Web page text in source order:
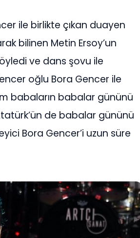
ile birlikte çıkan duayen
bilinen Metin Ersoy’un
ve dans şovu ile
oğlu Bora Gencer ile
babaların babalar gününü
de babalar gününü
Bora Gencer’i uzun süre